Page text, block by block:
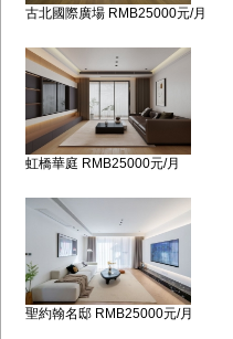
古北國際廣場 RMB25000元/月
虹橋華庭 RMB25000元/月
聖約翰名邸 RMB25000元/月